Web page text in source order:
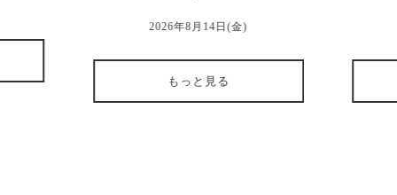
2026年8月14日(金)
もっと見る